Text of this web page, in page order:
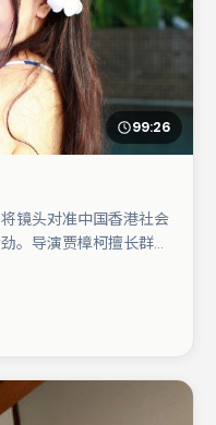
99:26
镜头对准中国香港社会
。导演贾樟柯擅长群戏
音等，角色动机前后
。整体完成度较高，适